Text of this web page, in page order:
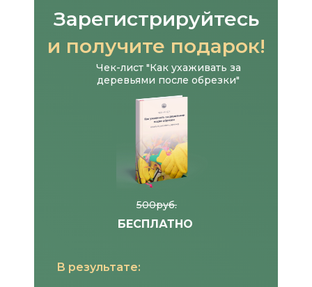
Чек-лист "Как ухаживать за
деревьями после обрезки"
БЕСПЛАТНО
500руб.
В результате:
Зарегистрируйтесь
и получите подарок!